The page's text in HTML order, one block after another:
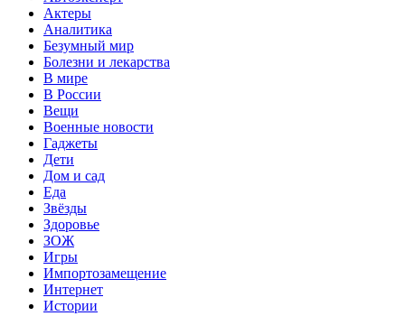
Актеры
Аналитика
Безумный мир
Болезни и лекарства
В мире
В России
Вещи
Военные новости
Гаджеты
Дети
Дом и сад
Еда
Звёзды
Здоровье
ЗОЖ
Игры
Импортозамещение
Интернет
Истории